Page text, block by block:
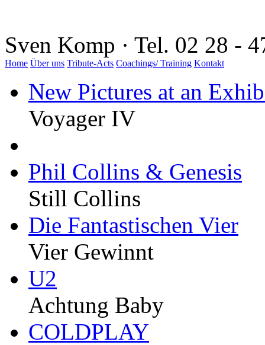
Sven Komp · Tel. 02 28 -
Home Über uns Tribute-Acts Coachings/ Training Kontakt
New Pictures at an
Voyager IV
Phil Collins & Genesis
Still Collins
Die Fantastischen Vier
Vier Gewinnt
U2
Achtung Baby
COLDPLAY